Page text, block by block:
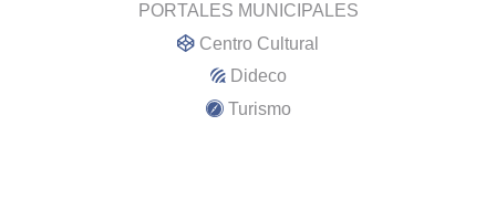
PORTALES MUNICIPALES
Centro Cultural
Dideco
Turismo